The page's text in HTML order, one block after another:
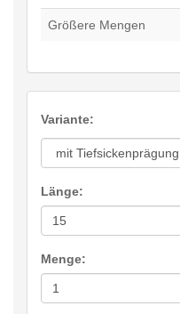
Größere Mengen
Variante:
Länge:
Menge: